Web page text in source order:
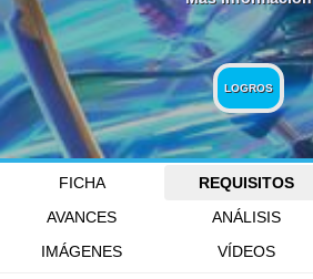
LOGROS
FICHA REQUISITOS
AVANCES
ANÁLISIS
IMÁGENES
VÍDEOS